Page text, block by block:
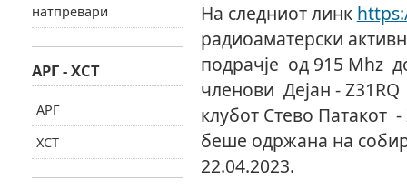
На следниот линк
радиоаматерски
подрачје од 915 Mhz
членови Дејан -
клубот Стево Патакот -
беше одржана на
22.04.2023.
натпревари
АРГ - ХСТ
АРГ
ХСТ